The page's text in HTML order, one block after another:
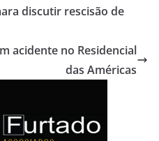
discutir rescisão de
acidente no Residencial
das Américas